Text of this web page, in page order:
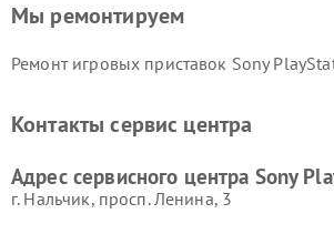
Мы ремонтируем
Ремонт игровых приставок Sony
Контакты сервис центра
Адрес сервисного центра Sony
г. Нальчик, просп. Ленина, 3